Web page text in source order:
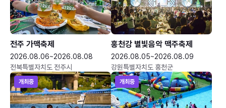
전주 가맥축제
2026.08.06~2026.08.08
전북특별자치도 전주시
홍천강 별빛음악 맥주축제
2026.08.05~2026.08.09
강원특별자치도 홍천군
개최중 개최중